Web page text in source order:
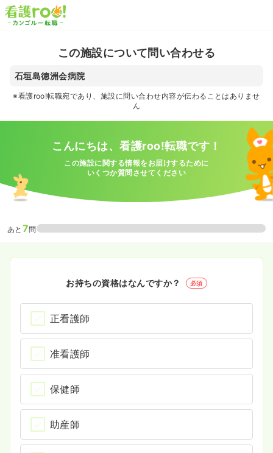
この施設について問い合わせる
石垣島徳洲会病院
※看護roo!転職宛であり、施設に問い合わせ内容が伝わることはありませ
ん
こんにちは、看護roo!転職です！
この施設に関する情報をお届けするために
いくつか質問させてください
あと 7問
お持ちの資格はなんですか？ 必須
正看護師
准看護師
保健師
助産師